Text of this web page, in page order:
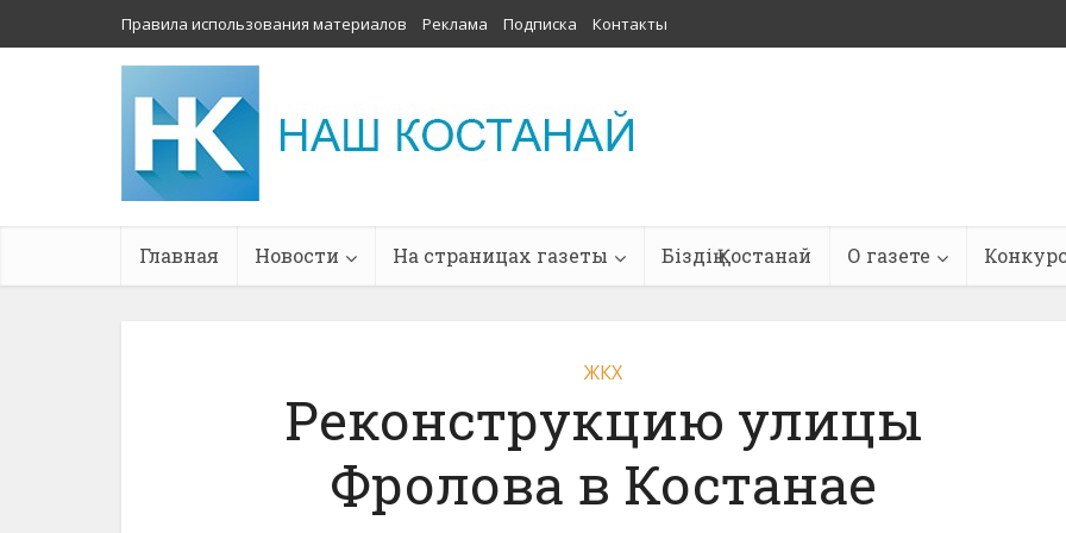
Правила использования материалов Реклама Подписка Контакты
Главная Новости На страницах газеты Біздің Қостанай О газете
ЖКХ
Реконструкцию улицы
Фролова в Костанае